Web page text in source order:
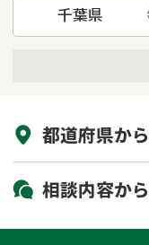
千葉県
初回相談無料
都道府県から
北海道・東北
北海道
関東
相談内容から